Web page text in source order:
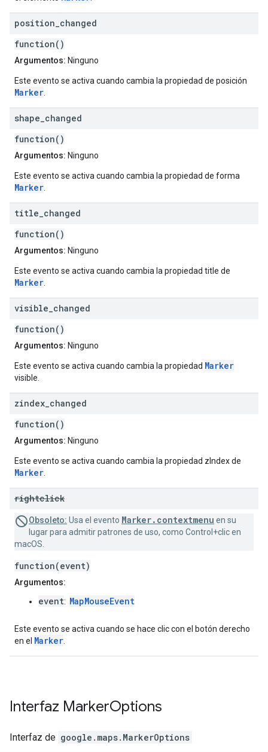
position changed
function()
Argumentos: Ninguno
Este evento se activa cuando cambia la propiedad de posición
Marker
shape changed
function()
Argumentos: Ninguno
Este evento se activa cuando cambia la propiedad de forma
Marker
title changed
function()
Argumentos: Ninguno
Este evento se activa cuando cambia la propiedad title de
Marker
visible changed
function()
Argumentos: Ninguno
Este evento se activa cuando cambia la propiedad Marker
visible.
zindex changed
function()
Argumentos: Ninguno
Este evento se activa cuando cambia la propiedad zIndex de
Marker
rightclick
Obsoleto: Usa el evento Marker.contextmenu en su
lugar para admitir patrones de uso, como Control+clic en
macOS.
function(event)
Argumentos:
event: MapMouseEvent
Este evento se activa cuando se hace clic con el botón derecho
en el Marker
Interfaz MarkerOptions
Interfaz de google.maps. MarkerOptions